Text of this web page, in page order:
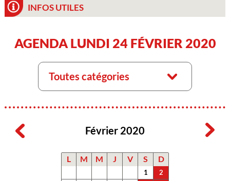
INFOS UTILES
AGENDA LUNDI 24 FÉVRIER 2020
Toutes catégories
Février 2020
L M M J V S D
1
2